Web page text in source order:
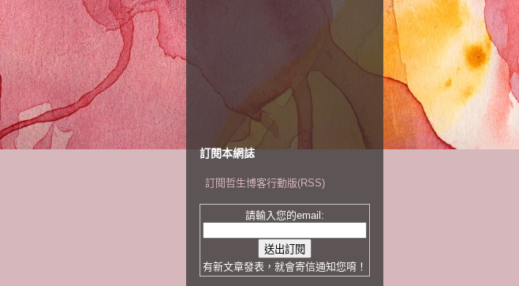
訂閱本網誌
訂閱哲生博客行動版(RSS)
請輸入您的email:
有新文章發表，就會寄信通知您唷！